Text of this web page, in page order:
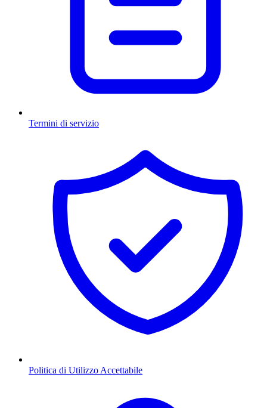
Termini di servizio
Politica di Utilizzo Accettabile